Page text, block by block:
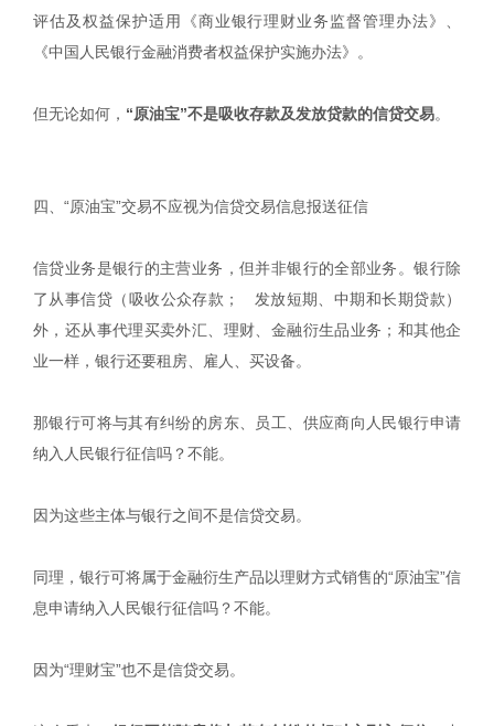
评估及权益保护适用《商业银行理财业务监督管理办法》、
《中国人民银行金融消费者权益保护实施办法》。
但无论如何， “原油宝”不是吸收存款及发放贷款的信贷交易。
四、“原油宝”交易不应视为信贷交易信息报送征信
信贷业务是银行的主营业务，但并非银行的全部业务。银行除
了从事信贷（吸收公众存款； 发放短期、中期和长期贷款）
外，还从事代理买卖外汇、理财、金融衍生品业务；和其他企
业一样，银行还要租房、雇人、买设备。
那银行可将与其有纠纷的房东、员工、供应商向人民银行申请
纳入人民银行征信吗？不能。
因为这些主体与银行之间不是信贷交易。
同理，银行可将属于金融衍生产品以理财方式销售的“原油宝”信
息申请纳入人民银行征信吗？不能。
因为“理财宝”也不是信贷交易。